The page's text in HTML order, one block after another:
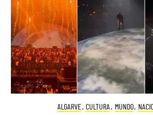
ALGARVE, CULTURA , MUNDO,